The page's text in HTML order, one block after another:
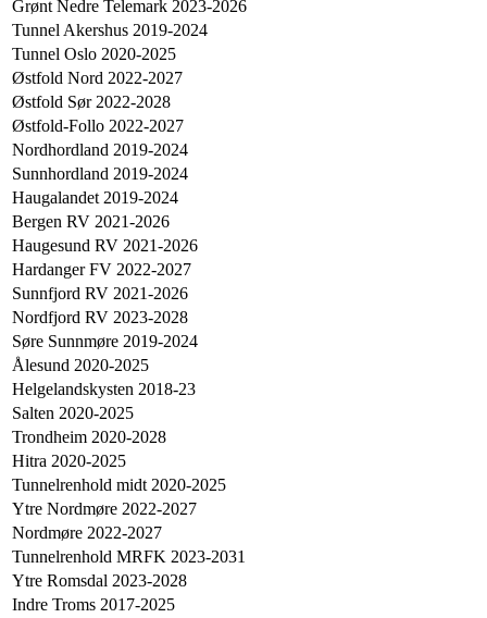
Grønt Nedre Telemark 2023-2026
Tunnel Akershus 2019-2024
Tunnel Oslo 2020-2025
Østfold Nord 2022-2027
Østfold Sør 2022-2028
Østfold-Follo 2022-2027
Nordhordland 2019-2024
Sunnhordland 2019-2024
Haugalandet 2019-2024
Bergen RV 2021-2026
Haugesund RV 2021-2026
Hardanger FV 2022-2027
Sunnfjord RV 2021-2026
Nordfjord RV 2023-2028
Søre Sunnmøre 2019-2024
Ålesund 2020-2025
Helgelandskysten 2018-23
Salten 2020-2025
Trondheim 2020-2028
Hitra 2020-2025
Tunnelrenhold midt 2020-2025
Ytre Nordmøre 2022-2027
Nordmøre 2022-2027
Tunnelrenhold MRFK 2023-2031
Ytre Romsdal 2023-2028
Indre Troms 2017-2025